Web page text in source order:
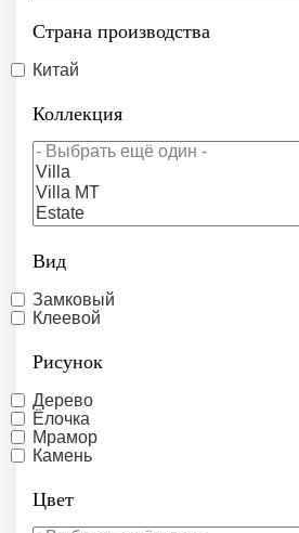
Страна производства
Китай
Коллекция
Вид
Замковый
Клеевой
Рисунок
Дерево
Ёлочка
Мрамор
Камень
Цвет